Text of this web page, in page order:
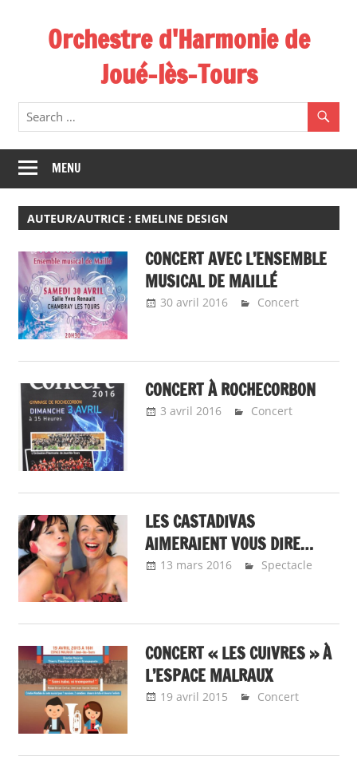
Orchestre d'Harmonie de
Joué-lès-Tours
MENU
AUTEUR/AUTRICE : EMELINE DESIGN
CONCERT AVEC L’ENSEMBLE
MUSICAL DE MAILLÉ
30 avril 2016 Emeline Design
Concert
CONCERT À ROCHECORBON
3 avril 2016 Emeline Design
Concert
LES CASTADIVAS
AIMERAIENT VOUS DIRE…
13 mars 2016 Emeline Design
Spectacle
CONCERT « LES CUIVRES » À
L’ESPACE MALRAUX
19 avril 2015 Emeline Design
Concert